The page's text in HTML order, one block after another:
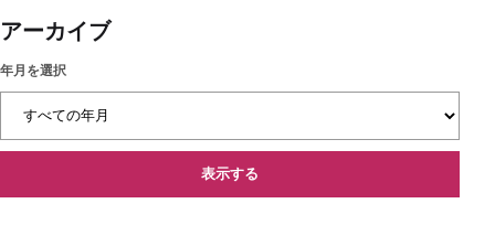
アーカイブ
年月を選択
表示する